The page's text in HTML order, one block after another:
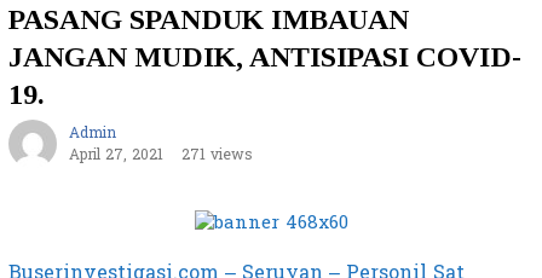
PASANG SPANDUK IMBAUAN
JANGAN MUDIK, ANTISIPASI COVID-
19.
Admin
April 27, 2021
271 views